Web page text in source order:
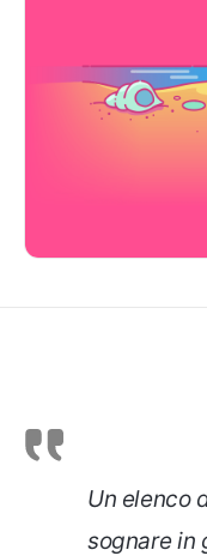
Un elenco
sognare in